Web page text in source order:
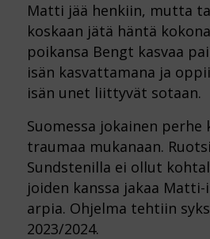
Matti jää henkiin, mutta
koskaan jätä häntä
poikansa Bengt kasvaa
isän kasvattamana ja
isän unet liittyvät sotaan.
Suomessa jokainen perhe
traumaa mukanaan.
Sundstenilla ei ollut
joiden kanssa jakaa
arpia. Ohjelma tehtiin
2023/2024.